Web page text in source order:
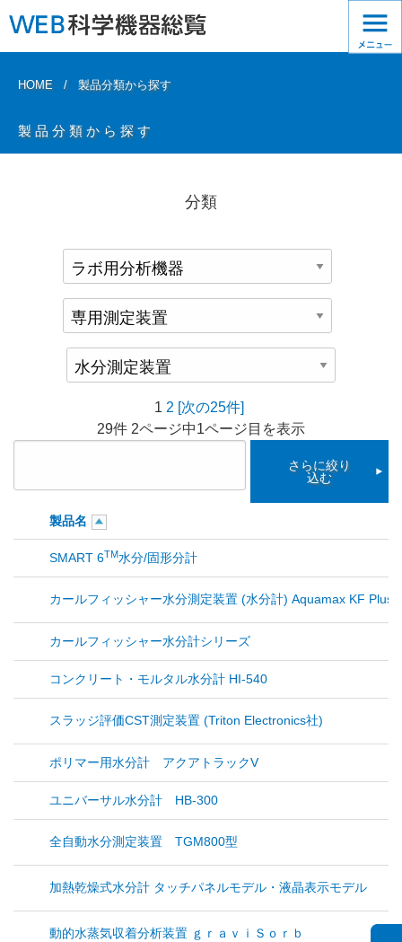
HOME 製品分類から探す
製品分類から探す
分類
1 2 [次の25件]
29件 2ページ中1ページ目を表示
さらに絞り
込む
製品名
SMART 6TM水分/固形分計
カールフィッシャー水分測定装置 (水分計) Aquamax KF Plus
カールフィッシャー水分計シリーズ
コンクリート・モルタル水分計 HI-540
スラッジ評価CST測定装置 (Triton Electronics社)
ポリマー用水分計 アクアトラックV
ユニバーサル水分計 HB-300
全自動水分測定装置 TGM800型
加熱乾燥式水分計 タッチパネルモデル・液晶表示モデル
動的水蒸気収着分析装置 ｇｒａｖｉＳｏｒｂ